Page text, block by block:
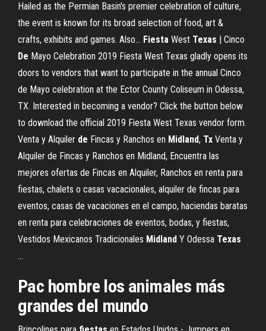
Hailed as the Permian Basin's premier celebration of culture,
the event is known for its broad selection of food, art &
crafts, exhibits and games. Also… Fiesta West Texas | Cinco
De Mayo Celebration 2019 Fiesta West Texas gladly opens its
doors to vendors that want to participate in the annual Cinco
de Mayo celebration at the Ector County Coliseum in Odessa,
TX. Interested in becoming a vendor? Click the button below
to download the official 2019 Fiesta West Texas vendor form.
Venta y Alquiler de Fincas y Ranchos en Midland, Tx Venta y
Alquiler de Fincas y Ranchos en Midland, Encuentra las
mejores ofertas de Fincas en Alquiler, Ranchos en renta para
fiestas, chalets o casas vacacionales, alquiler de fincas para
eventos, casas de vacaciones en el campo, haciendas baratas
en renta para celebraciones de eventos, bodas, y fiestas,
Vestidos Mexicanos Tradicionales Midland Y Odessa Texas
...
Pac hombre los animales más
grandes del mundo